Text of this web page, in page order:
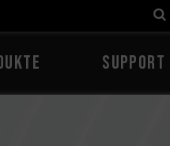
Support